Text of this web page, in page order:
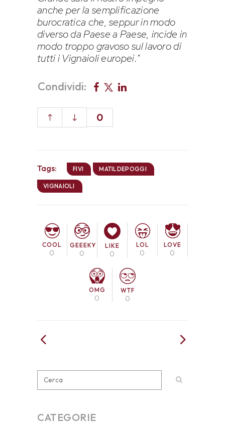
anche per la semplificazione
burocratica che, seppur in modo
diverso da Paese a Paese, incide in
modo troppo gravoso sul lavoro di
tutti i Vignaioli europei.”
Condividi:
0
Tags: FIVI MATILDEPOGGI
VIGNAIOLI
COOL
0
GEEEKY
0
LIKE
0
LOL
0
LOVE
0
OMG
0
WTF
0
CATEGORIE